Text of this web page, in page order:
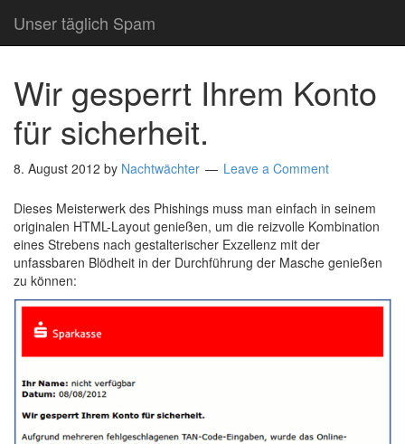
Unser täglich Spam
Wir gesperrt Ihrem Konto
für sicherheit.
8. August 2012 by Nachtwächter Leave a Comment
Dieses Meisterwerk des Phishings muss man einfach in seinem
originalen HTML-Layout genießen, um die reizvolle Kombination
eines Strebens nach gestalterischer Exzellenz mit der
unfassbaren Blödheit in der Durchführung der Masche genießen
zu können: